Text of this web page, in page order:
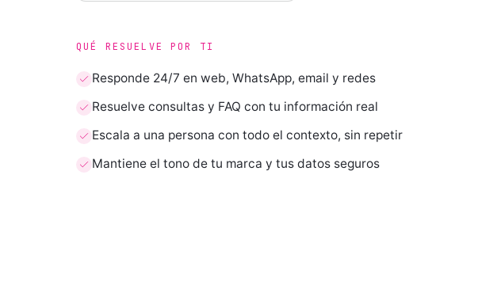
QUÉ RESUELVE POR TI
Responde 24/7 en web, WhatsApp, email y redes
Resuelve consultas y FAQ con tu información real
Escala a una persona con todo el contexto, sin repetir
Mantiene el tono de tu marca y tus datos seguros